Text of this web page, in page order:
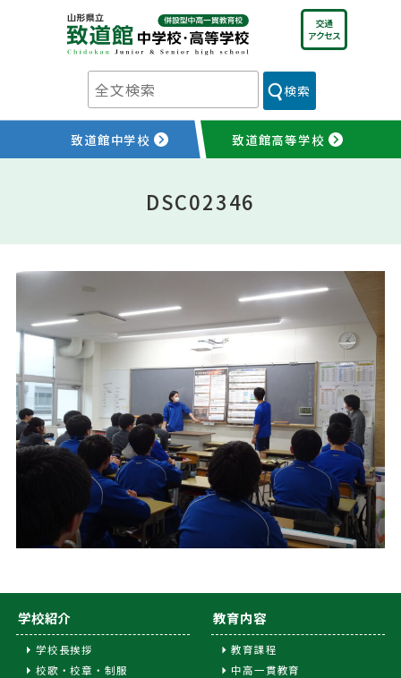
交通
アクセス
致道館中学校 致道館高等学校
検索
DSC02346
学校紹介
学校長挨拶
校歌・校章・制服
教育内容
教育課程
中高一貫教育